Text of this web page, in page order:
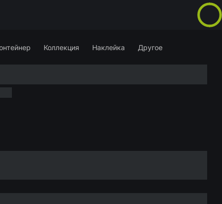
Коллекция Наклейка Другое